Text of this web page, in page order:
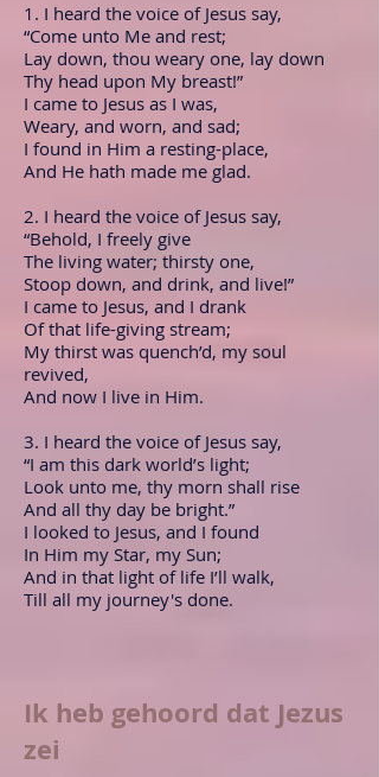
1. I heard the voice of Jesus say,
“Come unto Me and rest;
Lay down, thou weary one, lay down
Thy head upon My breast!”
I came to Jesus as I was,
Weary, and worn, and sad;
I found in Him a resting-place,
And He hath made me glad.
2. I heard the voice of Jesus say,
“Behold, I freely give
The living water; thirsty one,
Stoop down, and drink, and live!”
I came to Jesus, and I drank
Of that life-giving stream;
My thirst was quench’d, my soul
revived,
And now I live in Him.
3. I heard the voice of Jesus say,
“I am this dark world’s light;
Look unto me, thy morn shall rise
And all thy day be bright.”
I looked to Jesus, and I found
In Him my Star, my Sun;
And in that light of life I’ll walk,
Till all my journey's done.
Ik heb gehoord dat Jezus
zei